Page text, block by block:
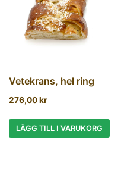
Vetekrans, hel ring
276,00kr
LÄGG TILL I VARUKORG